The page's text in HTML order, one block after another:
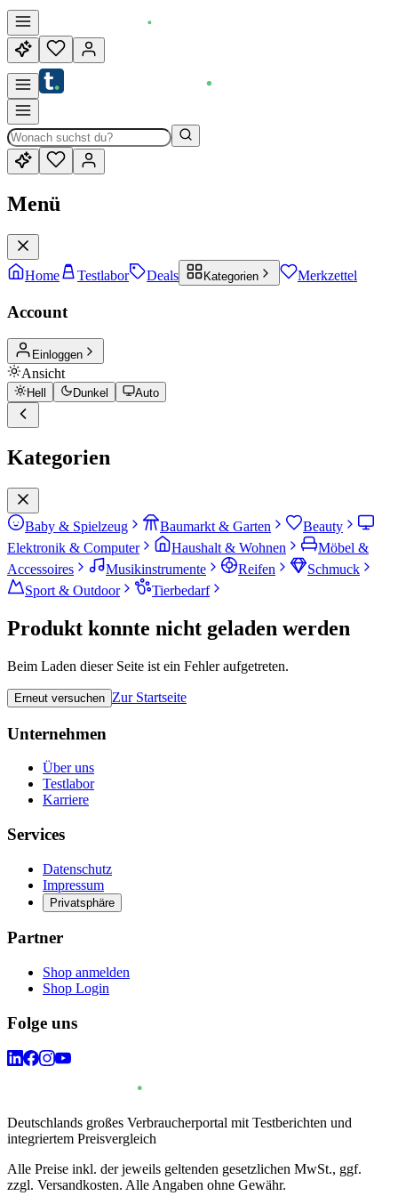
Menü
Home Testlabor Deals Kategorien Merkzettel
Account
Einloggen
Ansicht
Hell Dunkel Auto
Kategorien
Baby & Spielzeug Baumarkt & Garten
Beauty
Elektronik & Computer
Haushalt & Wohnen
Möbel &
Accessoires
Musikinstrumente Reifen
Schmuck
Sport & Outdoor
Tierbedarf
Produkt konnte nicht geladen werden
Beim Laden dieser Seite ist ein Fehler aufgetreten.
Erneut versuchen Zur Startseite
Unternehmen
Über uns
Testlabor
Karriere
Services
Datenschutz
Impressum
Privatsphäre
Partner
Shop anmelden
Shop Login
Folge uns
Deutschlands großes Verbraucherportal mit Testberichten und
integriertem Preisvergleich
Alle Preise inkl. der jeweils geltenden gesetzlichen MwSt., ggf.
zzgl. Versandkosten. Alle Angaben ohne Gewähr.